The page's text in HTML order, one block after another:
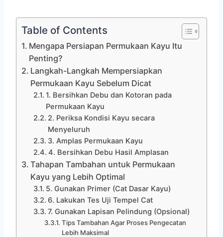
Table of Contents
Mengapa Persiapan Permukaan Kayu Itu
Penting?
Langkah-Langkah Mempersiapkan
Permukaan Kayu Sebelum Dicat
1. Bersihkan Debu dan Kotoran pada
Permukaan Kayu
2. Periksa Kondisi Kayu secara
Menyeluruh
3. Amplas Permukaan Kayu
4. Bersihkan Debu Hasil Amplasan
Tahapan Tambahan untuk Permukaan
Kayu yang Lebih Optimal
5. Gunakan Primer (Cat Dasar Kayu)
6. Lakukan Tes Uji Tempel Cat
7. Gunakan Lapisan Pelindung (Opsional)
Tips Tambahan Agar Proses Pengecatan
Lebih Maksimal